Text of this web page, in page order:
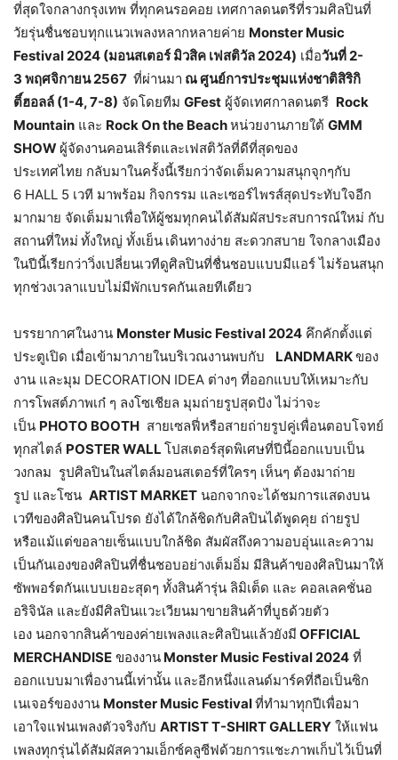
ที่สุดใจกลางกรุงเทพ ที่ทุกคนรอคอย เทศกาลดนตรีที่รวมศิลปินที่
วัยรุ่นชื่นชอบทุกแนวเพลงหลากหลายค่าย Monster Music
Festival 2024 (มอนสเตอร์ มิวสิค เฟสติวัล 2024) เมื่อวันที่2-
3 พฤศจิกายน 2567 ที่ผ่านมา ณ ศูนย์การประชุมแห่งชาติสิริกิ
ติ์ฮอลล์ (1-4, 7-8) จัดโดยทีม GFest ผู้จัดเทศกาลดนตรี Rock
Mountain และ Rock On the Beachหน่วยงานภายใต้ GMM
SHOW ผู้จัดงานคอนเสิร์ตและเฟสติวัลที่ดีที่สุดของ
ประเทศไทย กลับมาในครั้งนี้เรียกว่าจัดเต็มความสนุกจุกๆกับ
6 HALL 5 เวที มาพร้อม กิจกรรม และเซอร์ไพรส์สุดประทับใจอีก
มากมาย จัดเต็มมาเพื่อให้ผู้ชมทุกคนได้สัมผัสประสบการณ์ใหม่ กับ
สถานที่ใหม่ ทั้งใหญ่ ทั้งเย็น เดินทางง่าย สะดวกสบาย ใจกลางเมือง
ในปีนี้เรียกว่าวิ่งเปลี่ยนเวทีดูศิลปินที่ชื่นชอบแบบมีแอร์ ไม่ร้อนสนุก
ทุกช่วงเวลาแบบไม่มีพักเบรคกันเลยทีเดียว
บรรยากาศในงาน Monster Music Festival 2024 คึกคักตั้งแต่
ประตูเปิด เมื่อเข้ามาภายในบริเวณงานพบกับ LANDMARKของ
งาน และมุม DECORATION IDEA ต่างๆ ที่ออกแบบให้เหมาะกับ
การโพสต์ภาพเก๋ ๆ ลงโซเชียล มุมถ่ายรูปสุดปัง ไม่ว่าจะ
เป็น PHOTO BOOTH สายเซลฟี่หรือสายถ่ายรูปคู่เพื่อนตอบโจทย์
ทุกสไตล์ POSTER WALL โปสเตอร์สุดพิเศษที่ปีนี้ออกแบบเป็น
วงกลม รูปศิลปินในสไตล์มอนสเตอร์ที่ใครๆ เห็นๆ ต้องมาถ่าย
รูป และโซน ARTIST MARKET นอกจากจะได้ชมการแสดงบน
เวทีของศิลปินคนโปรด ยังได้ใกล้ชิดกับศิลปินได้พูดคุย ถ่ายรูป
หรือแม้แต่ขอลายเซ็นแบบใกล้ชิด สัมผัสถึงความอบอุ่นและความ
เป็นกันเองของศิลปินที่ชื่นชอบอย่างเต็มอิ่ม มีสินค้าของศิลปินมาให้
ซัพพอร์ตกันแบบเยอะสุดๆ ทั้งสินค้ารุ่น ลิมิเต็ด และ คอลเลคชั่นอ
อริจินัล และยังมีศิลปินแวะเวียนมาขายสินค้าที่บูธด้วยตัว
เอง นอกจากสินค้าของค่ายเพลงและศิลปินแล้วยังมี OFFICIAL
MERCHANDISE ของงาน Monster Music Festival 2024 ที่
ออกแบบมาเพื่องานนี้เท่านั้น และอีกหนึ่งแลนด์มาร์คที่ถือเป็นซิก
เนเจอร์ของงาน Monster Music Festivalที่ทำมาทุกปีเพื่อมา
เอาใจแฟนเพลงตัวจริงกับ ARTIST T-SHIRT GALLERY ให้แฟน
เพลงทุกรุ่นได้สัมผัสความเอ็กซ์คลูซีฟด้วยการแชะภาพเก็บไว้เป็นที่